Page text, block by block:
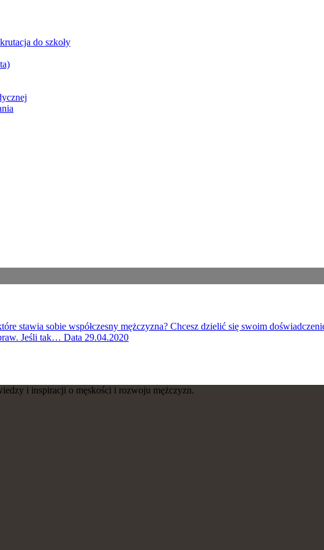
do szkoły
stawia sobie współczesny mężczyzna? Chcesz dzielić się swoim
Jeśli tak… Data 29.04.2020
i inspiracji o męskości i rozwoju mężczyzn.